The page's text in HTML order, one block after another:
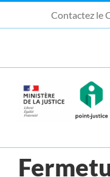
Ouvrir la barre d’outils
Contactez le